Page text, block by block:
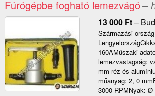
Fúrógépbe fogható lemezvágó–
13 000 Ft–
Származási
160AMűszaki
lemezvastagság:
mm réz és
műanyag: 2, 0
3000 RPMNyak: Ø